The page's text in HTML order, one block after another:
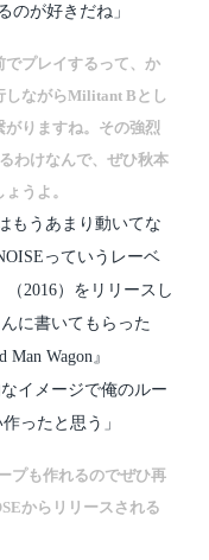
のが好きだね」
プレイするって、か
しながらMilitant Bとし
がりますね。その強烈
わけなんで、ぜひ秋本
うよ。
もうあまり動いてな
っていうレーベ
（2016）をリリースし
に書いてもらった
Wagon』
イメージで俺のルー
ったと思う」
プも作れるのでぜひ再
からリリースされる